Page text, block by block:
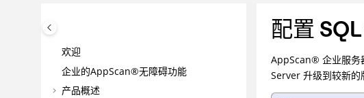
欢迎
企业的AppScan®无障碍功能
产品概述
配置
AppScan® 企业服务
Server 升级到较新的